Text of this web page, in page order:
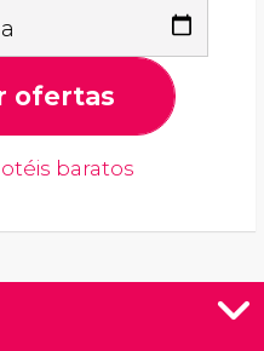
ofertas
baratos